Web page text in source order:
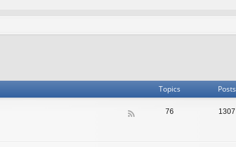
Topics Posts
F
d
76 1307